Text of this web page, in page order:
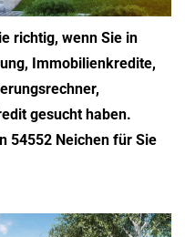
richtig, wenn Sie in
Immobilienkredite,
gesucht haben.
54552 Neichen für Sie